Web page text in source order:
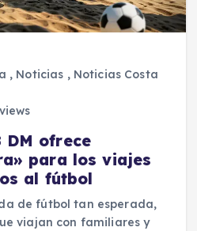
, Noticias , Noticias Costa
DM ofrece
para los viajes
al fútbol
de fútbol tan esperada,
viajan con familiares y